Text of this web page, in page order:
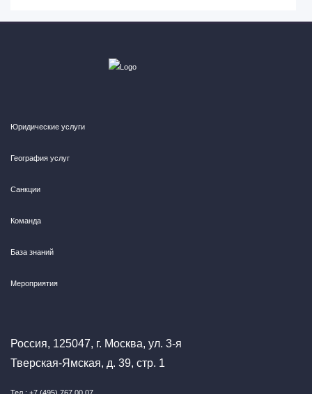
Юридические услуги
География услуг
Санкции
Команда
База знаний
Мероприятия
Россия, 125047, г. Москва, ул. 3-я
Тверская-Ямская, д. 39, стр. 1